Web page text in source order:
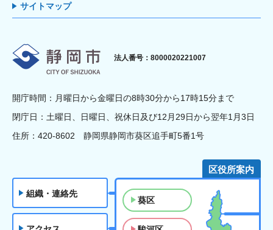
サイトマップ
静岡市
法人番号：8000020221007
開庁時間：月曜日から金曜日の8時30分から17時15分まで
閉庁日：土曜日、日曜日、祝休日及び12月29日から翌年1月3日
住所：420-8602 静岡県静岡市葵区追手町5番1号
組織・連絡先
区役所案内
葵区